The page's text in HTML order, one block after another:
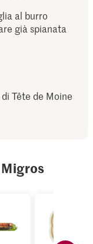
al burro
già spianata
Tête de Moine